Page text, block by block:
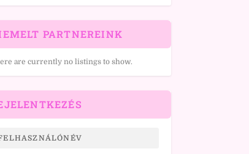
PARTNEREINK
are currently no listings to show.